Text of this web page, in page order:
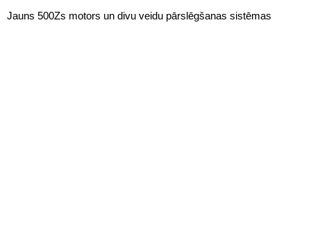
Jauns 500Zs motors un divu veidu pārslēgšanas sistēmas